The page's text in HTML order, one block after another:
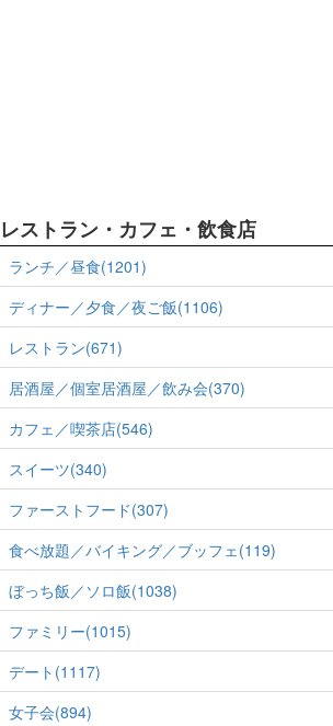
レストラン・カフェ・飲食店
ランチ／昼食(1201)
ディナー／夕食／夜ご飯(1106)
レストラン(671)
居酒屋／個室居酒屋／飲み会(370)
カフェ／喫茶店(546)
スイーツ(340)
ファーストフード(307)
食べ放題／バイキング／ブッフェ(119)
ぼっち飯／ソロ飯(1038)
ファミリー(1015)
デート(1117)
女子会(894)